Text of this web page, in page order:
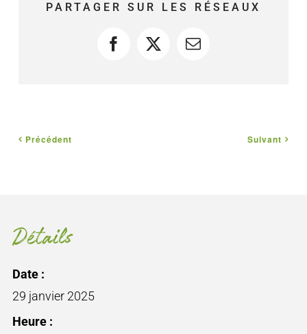
PARTAGER SUR LES RÉSEAUX
Facebook
X Courriel
Précédent Suivant
Détails
Date :
29 janvier 2025
Heure :